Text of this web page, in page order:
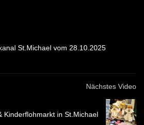
St.Michael vom 28.10.2025
Nächstes Video
Kinderflohmarkt in St.Michael